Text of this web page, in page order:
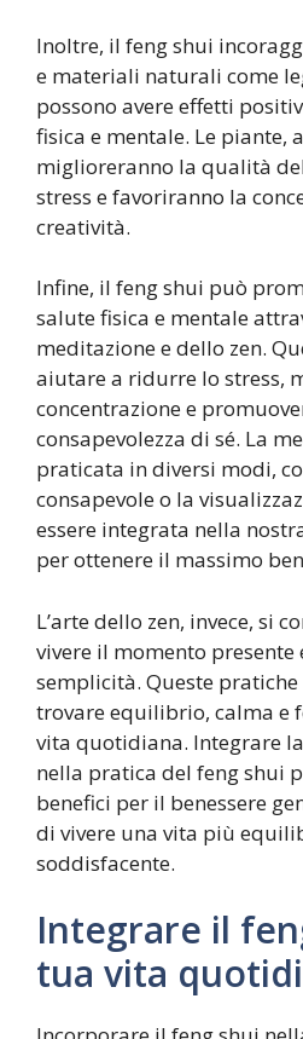
Inoltre, il feng shui
e materiali naturali come
possono avere effetti
fisica e mentale. Le piante,
miglioreranno la qualità
stress e favoriranno la
creatività.
Infine, il feng shui può
salute fisica e mentale
meditazione e dello zen.
aiutare a ridurre lo stress,
concentrazione e
consapevolezza di sé. La
praticata in diversi modi,
consapevole o la
essere integrata nella
per ottenere il massimo
L’arte dello zen, invece, si
vivere il momento
semplicità. Queste
trovare equilibrio, calma e
vita quotidiana. Integrare
nella pratica del feng shui
benefici per il benessere
di vivere una vita più
soddisfacente.
Integrare il
tua vita